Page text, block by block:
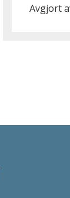
Avgjort